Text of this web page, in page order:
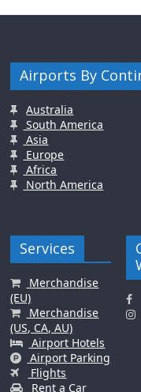
Airports By
Australia
South America
Asia
Europe
Africa
North America
Services
Merchandise
(EU)
Merchandise
(US, CA, AU)
Airport Hotels
Airport Parking
Flights
Rent a Car